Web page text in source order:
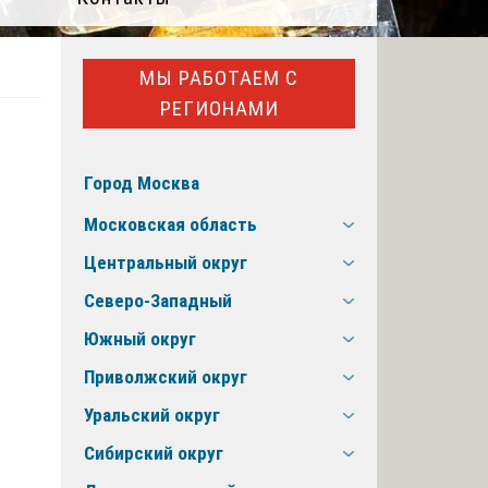
МЫ РАБОТАЕМ С
РЕГИОНАМИ
Город Москва
Московская область
Центральный округ
Северо-Западный
Южный округ
Приволжский округ
Уральский округ
Сибирский округ